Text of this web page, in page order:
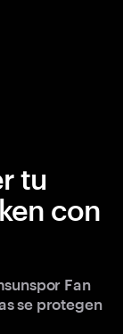
tu
con
Fan
se protegen